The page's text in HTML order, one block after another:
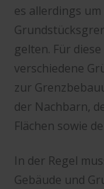
es allerdings
gelten. Für
verschiedene
zur
der Nachbarn,
Flächen sowie
In der Regel
Gebäude und